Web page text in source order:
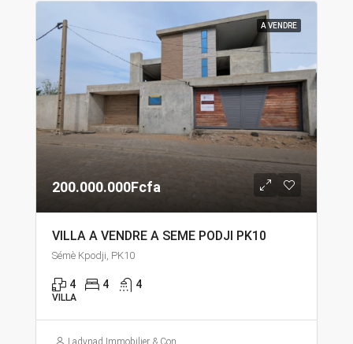
A VENDRE
200.000.000Fcfa
VILLA A VENDRE A SEME PODJI PK10
Sémè Kpodji, PK10
4 4 4
VILLA
Ladynad Immobilier & Construction